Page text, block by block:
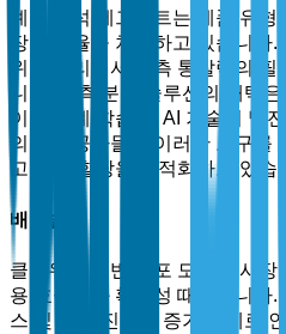
예측 분석 세그먼트는 제품 유형
장 점유율을 차지하고 있습니다
위험 관리에서 예측 통찰력의
니다. 예측 분석 솔루션의 채택
이는 기계 학습 및 AI 기술의 발
의료 제공자들은 이러한 도구를
고 자원 할당을 최적화하고 있습
배포별
클라우드 기반 배포 모델이 시장
용 효율성과 확장성 때문입니다.
스 및 원격 진료의 증가 추세로